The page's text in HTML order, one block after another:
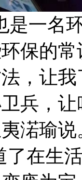
一名环
保的
，让
兵，
夷渃
了在生